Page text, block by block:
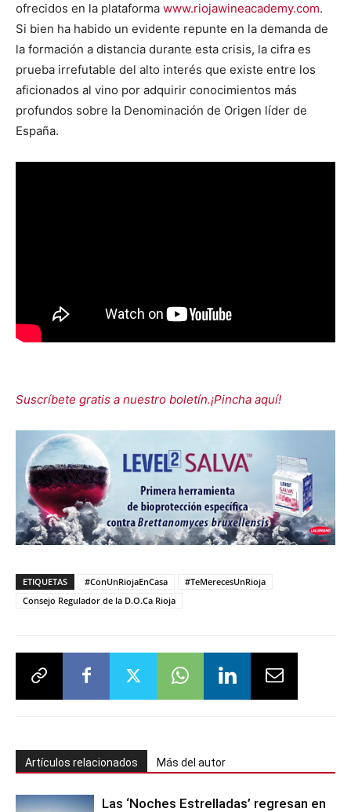
ofrecidos en la plataforma www.riojawineacademy.com.
Si bien ha habido un evidente repunte en la demanda de
la formación a distancia durante esta crisis, la cifra es
prueba irrefutable del alto interés que existe entre los
aficionados al vino por adquirir conocimientos más
profundos sobre la Denominación de Origen líder de
España.
Suscríbete gratis a nuestro boletín.¡Pincha aquí!
ETIQUETAS #ConUnRiojaEnCasa
#TeMerecesUnRioja
Consejo Regulador de la D.O.Ca Rioja
Artículos relacionados Más del autor
Las ‘Noches Estrelladas’ regresan en